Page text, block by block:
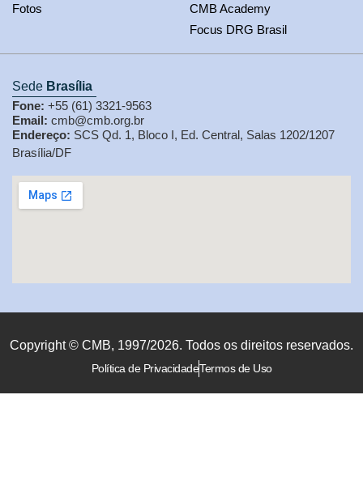
Fotos
CMB Academy
Focus DRG Brasil
Sede Brasília
Fone: +55 (61) 3321-9563
Email: cmb@cmb.org.br
Endereço: SCS Qd. 1, Bloco I, Ed. Central, Salas 1202/1207
Brasília/DF
Copyright © CMB, 1997/2026. Todos os direitos reservados.
Política de PrivacidadeTermos de Uso